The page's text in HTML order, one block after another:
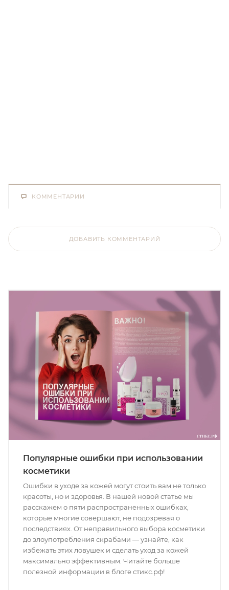
КОММЕНТАРИИ
ДОБАВИТЬ КОММЕНТАРИЙ
Популярные ошибки при использовании
косметики
Ошибки в уходе за кожей могут стоить вам не только
красоты, но и здоровья. В нашей новой статье мы
расскажем о пяти распространенных ошибках,
которые многие совершают, не подозревая о
последствиях. От неправильного выбора косметики
до злоупотребления скрабами — узнайте, как
избежать этих ловушек и сделать уход за кожей
максимально эффективным. Читайте больше
полезной информации в блоге стикс.рф!